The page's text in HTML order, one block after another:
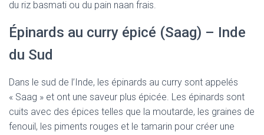
du riz basmati ou du pain naan frais.
Épinards au curry épicé (Saag) – Inde
du Sud
Dans le sud de l’Inde, les épinards au curry sont appelés
« Saag » et ont une saveur plus épicée. Les épinards sont
cuits avec des épices telles que la moutarde, les graines de
fenouil, les piments rouges et le tamarin pour créer une